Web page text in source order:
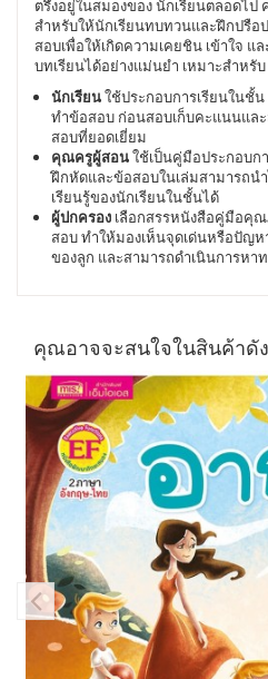
ตรึงอยู่ในสมองของ นักเรียนตลอดไป
สำหรับให้นักเรียนทบทวนและฝึกปรือ
สอบเพื่อให้เกิดความเคยชิน เข้าใจ แ
บทเรียนได้อย่างแม่นยำ เหมาะสำหรับ
นักเรียนใช้ประกอบการเรียนในชั้
ทำข้อสอบ ก่อนสอบเก็บคะแนนแล
สอบที่ยอดเยี่ยม
คุณครูผู้สอนใช้เป็นคู่มือประกอบก
ฝึกหัดและข้อสอบในเล่มสามารถน
เรียนรู้ของนักเรียนในชั้นได้
ผู้ปกครอง เลือกสรรหนังสือคู่มือคุ
สอบ ทำให้มองเห็นจุดเด่นหรือปัญห
ของลูก และสามารถดำเนินการหา
คุณอาจจะสนใจในสินค้าดั